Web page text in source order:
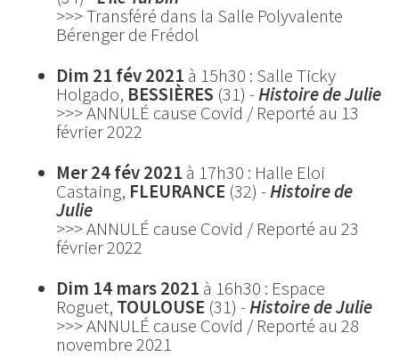
>>> Transféré dans la Salle Polyvalente
Bérenger de Frédol
Dim 21 fév 2021 à 15h30 : Salle Ticky
Holgado, BESSIÈRES (31) -Histoire de Julie
>>> ANNULÉ cause Covid / Reporté au 13
février 2022
Mer 24 fév 2021 à 17h30 : Halle Eloi
Castaing, FLEURANCE (32) -Histoire de
Julie
>>> ANNULÉ cause Covid / Reporté au 23
février 2022
Dim 14 mars 2021 à 16h30 : Espace
Roguet, TOULOUSE (31) -Histoire de Julie
>>> ANNULÉ cause Covid / Reporté au 28
novembre 2021